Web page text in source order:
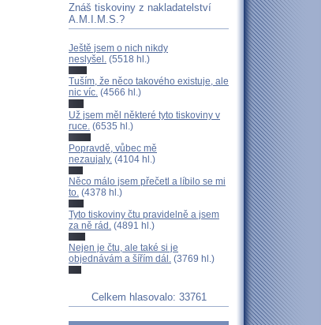
Znáš tiskoviny z nakladatelství
A.M.I.M.S.?
Ještě jsem o nich nikdy
neslyšel. (5518 hl.)
Tuším, že něco takového existuje, ale
nic víc. (4566 hl.)
Už jsem měl některé tyto tiskoviny v
ruce. (6535 hl.)
Popravdě, vůbec mě
nezaujaly. (4104 hl.)
Něco málo jsem přečetl a líbilo se mi
to. (4378 hl.)
Tyto tiskoviny čtu pravidelně a jsem
za ně rád. (4891 hl.)
Nejen je čtu, ale také si je
objednávám a šířím dál. (3769 hl.)
Celkem hlasovalo: 33761